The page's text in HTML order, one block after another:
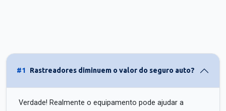
#1 Rastreadores diminuem o valor do seguro auto?
Verdade! Realmente o equipamento pode ajudar a